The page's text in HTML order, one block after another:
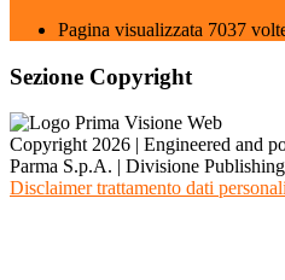
Pagina visualizzata 7037
Sezione Copyright
Copyright 2026 | Engineered and
Parma S.p.A. | Divisione
Disclaimer trattamento dati